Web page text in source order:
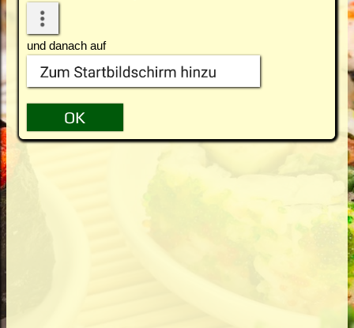
und danach auf